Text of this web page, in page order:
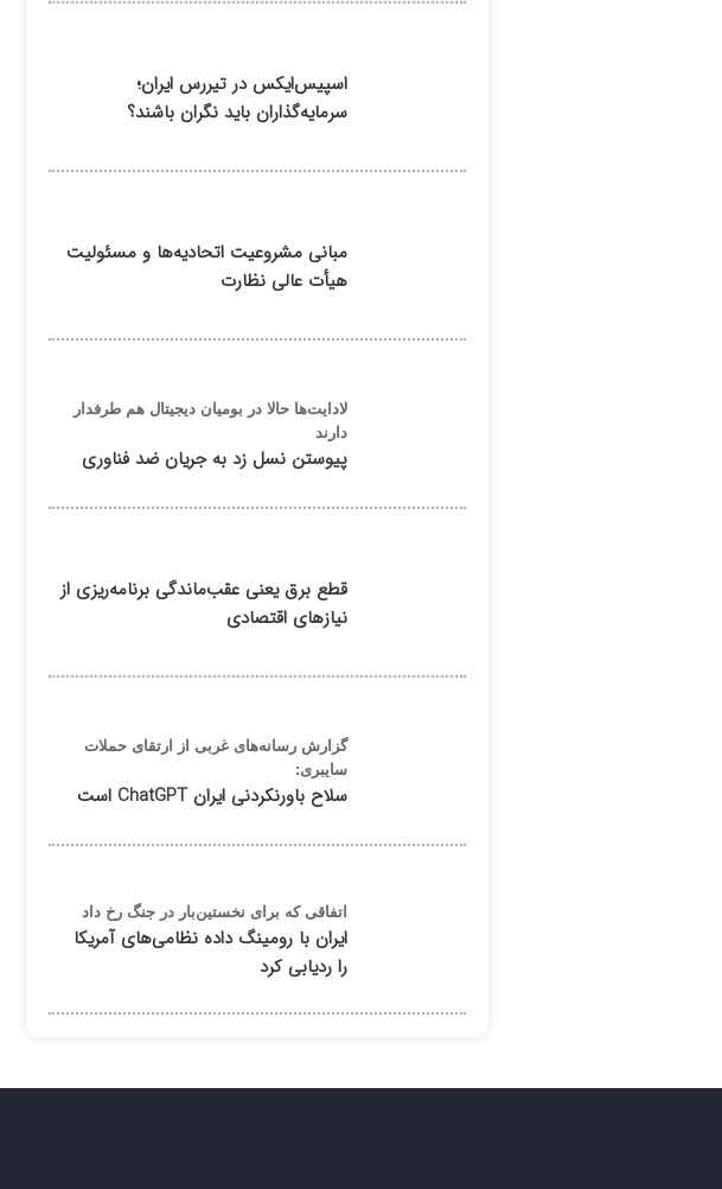
اسپیس‌ایکس در تیررس ایران؛
سرمایه‌گذاران باید نگران باشند؟
مبانی مشروعیت اتحادیه‌ها و مسئولیت
هیأت عالی نظارت
لادایت‌ها حالا در بومیان دیجیتال هم طرفدار
دارند
پیوستن نسل زد به جریان ضد فناوری
قطع برق یعنی عقب‌ماندگی برنامه‌ریزی از
نیازهای اقتصادی
گزارش رسانه‌های غربی از ارتقای حملات
سایبری:
سلاح باورنکردنی ایران ChatGPT است
اتفاقی که برای نخستین‌بار در جنگ رخ داد
ایران با رومینگ داده نظامی‌های آمریکا
را ردیابی کرد